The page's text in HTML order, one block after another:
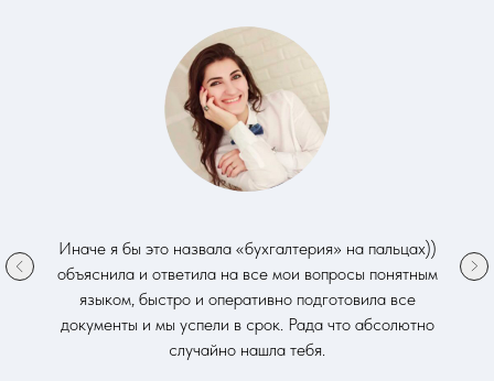
Иначе я бы это назвала «бухгалтерия» на пальцах))
объяснила и ответила на все мои вопросы понятным
языком, быстро и оперативно подготовила все
документы и мы успели в срок. Рада что абсолютно
случайно нашла тебя.